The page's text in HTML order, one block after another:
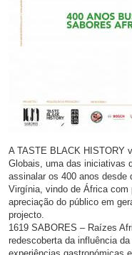
A TASTE BLACK HISTORY
Globais, uma das iniciativas
assinalar os 400 anos desde
Virgínia, vindo de África
apreciação do público em
projecto.
1619 SABORES – Raízes
redescoberta da influência